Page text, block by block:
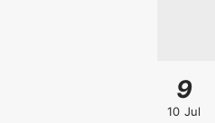
9
10 Jul